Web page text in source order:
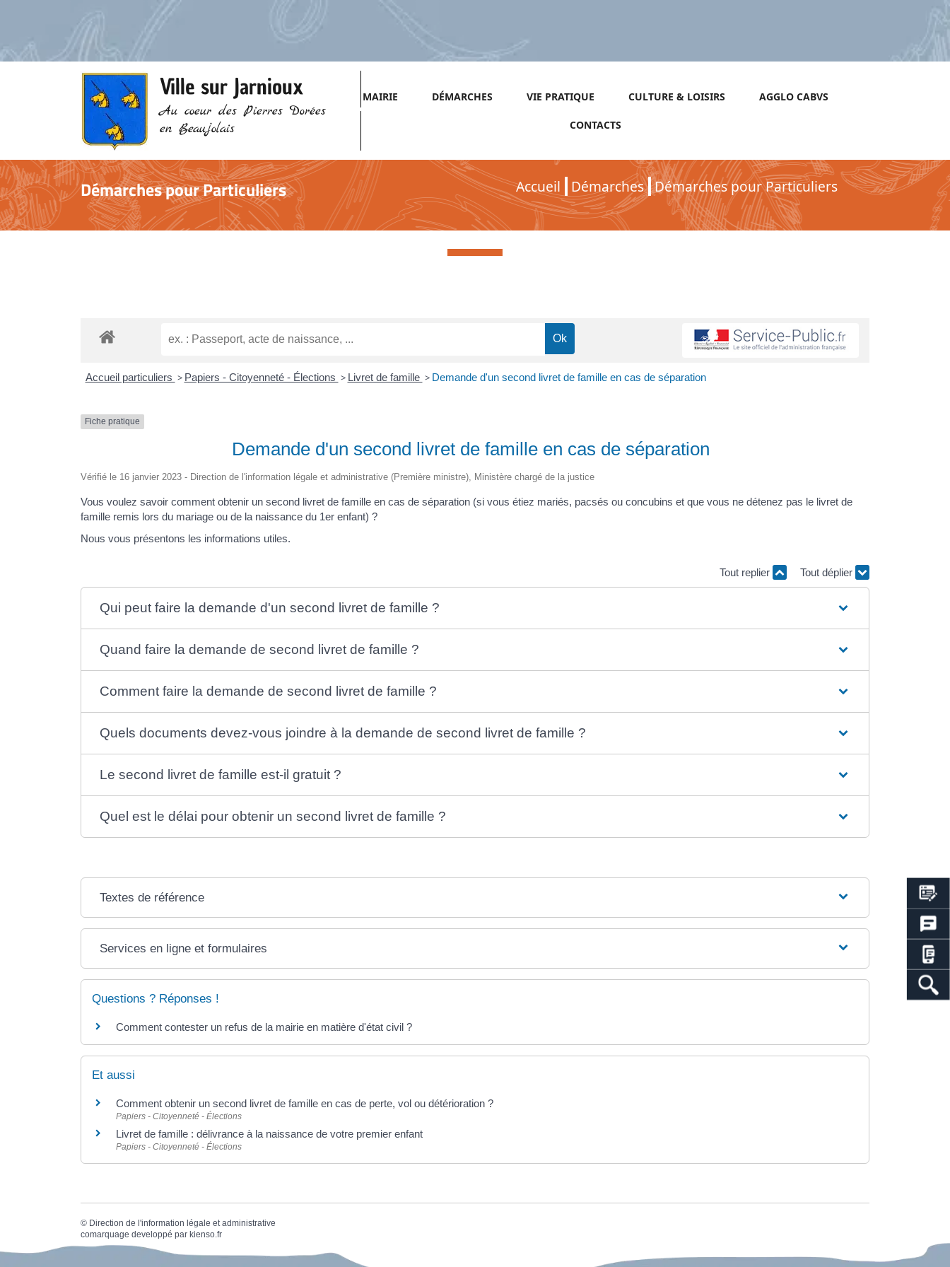
Ville sur Jarnioux
Au coeur des Pierres Dorées
en Beaujolais
MAIRIE DÉMARCHES VIE PRATIQUE CULTURE & LOISIRS AGGLO CABVS
CONTACTS
Démarches pour Particuliers Accueil Démarches Démarches pour Particuliers
Démarches pour Particuliers
Accueil particuliers > Papiers - Citoyenneté - Élections > Livret de famille > Demande d'un second livret de famille en cas de séparation
Fiche pratique
Demande d'un second livret de famille en cas de séparation
Vérifié le 16 janvier 2023 - Direction de l'information légale et administrative (Première ministre), Ministère chargé de la justice
Vous voulez savoir comment obtenir un second livret de famille en cas de séparation (si vous étiez mariés, pacsés ou concubins et que vous ne détenez pas le livret de
famille remis lors du mariage ou de la naissance du 1er enfant) ?
Nous vous présentons les informations utiles.
Tout replier Tout déplier
Qui peut faire la demande d'un second livret de famille ?
Quand faire la demande de second livret de famille ?
Comment faire la demande de second livret de famille ?
Quels documents devez-vous joindre à la demande de second livret de famille ?
Le second livret de famille est-il gratuit ?
Quel est le délai pour obtenir un second livret de famille ?
Textes de référence
Services en ligne et formulaires
Questions ? Réponses !
Comment contester un refus de la mairie en matière d'état civil ?
Et aussi
Comment obtenir un second livret de famille en cas de perte, vol ou détérioration ?
Papiers - Citoyenneté - Élections
Livret de famille : délivrance à la naissance de votre premier enfant
Papiers - Citoyenneté - Élections
© Direction de l'information légale et administrative
comarquage developpé par kienso.fr